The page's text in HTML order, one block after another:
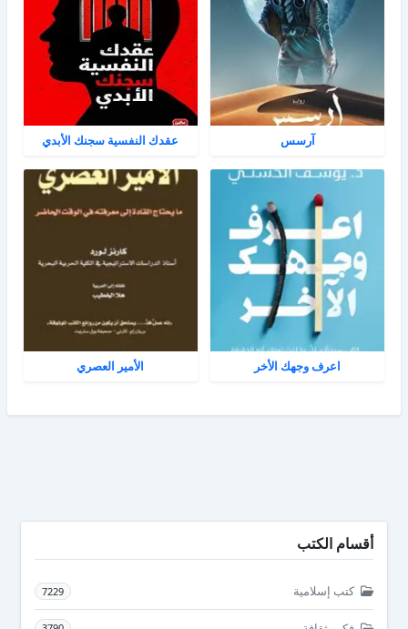
آرسس عقدك النفسية سجنك الأبدي
اعرف وجهك الأخر الأمير العصري
أقسام الكتب
كتب إسلامية 7229